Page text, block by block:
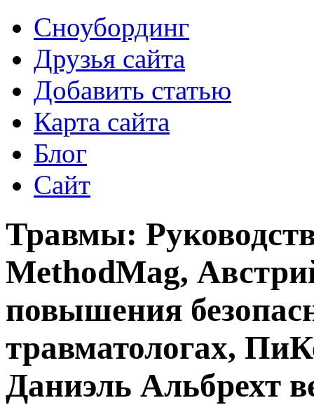
Сноубординг
Друзья сайта
Добавить статью
Карта сайта
Блог
Сайт
Травмы:
MethodMag,
повышения
травматологах,
Даниэль Альбрехт